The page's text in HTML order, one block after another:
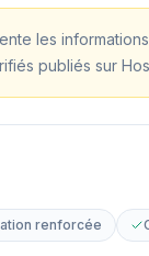
les
publiés sur
renforcée